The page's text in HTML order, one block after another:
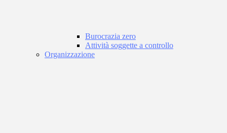
Burocrazia zero
Attività soggette a controllo
Organizzazione